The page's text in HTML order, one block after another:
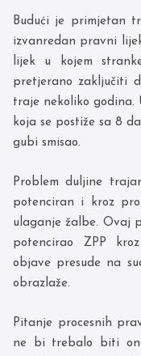
Budući je primjetan
izvanredan pravni
lijek u kojem
pretjerano zaključiti
traje nekoliko godina.
koja se postiže sa 8
gubi smisao.
Problem duljine
potenciran i kroz
ulaganje žalbe. Ovaj
potencirao ZPP
objave presude na
obrazlaže.
Pitanje procesnih
ne bi trebalo biti